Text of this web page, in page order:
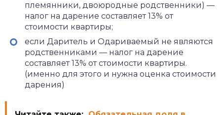
племянники, двоюродные родственники) —
налог на дарение составляет 13% от
стоимости квартиры;
если Даритель и Одариваемый не являются
родственниками — налог на дарение
составляет 13% от стоимости квартиры.
(именно для этого и нужна оценка стоимости
дарения)